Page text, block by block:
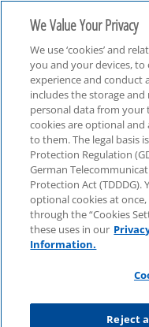
IT-Compliance Update
We Value Your Privacy
We use ‘cookies’ and
you and your devices,
experience and conduct
includes the storage
personal data from your
cookies are optional and
to them. The legal basis
Protection Regulation
German
Protection Act (TDDDG).
optional cookies at
through the “Cookies
these uses in our
Information.
Reject